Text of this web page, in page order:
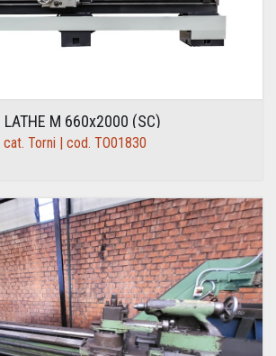
LATHE M 660x2000 (SC)
cat. Torni | cod. TO01830